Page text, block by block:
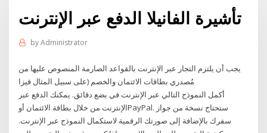
تأشيرة الفانيلا الدفع عبر الإنترنت
byAdministrator
يجب أن يلتزم التجار عبر الإنترنت بالقواعد الصارمة المنصوص عليها من
أكمل النموذج التالي عبر الإنترنت في بضع دقائق. يمكنك الدفع عبر
الإنترنت من خلال بطاقة الائتمان أوPayPal. ستحتاج نسخة من جواز
سفرك بالإضافة إلى صورتك الرقمية لاستكمال النموذج عبر الإنترنت.